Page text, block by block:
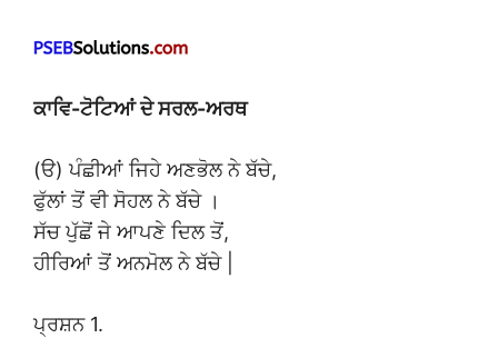
ਕਾਵਿ-ਟੋਟਿਆਂ ਦੇ ਸਰਲ-ਅਰਥ
(ੳ) ਪੰਛੀਆਂ ਜਿਹੇ ਅਣਭੋਲ ਨੇ ਬੱਚੇ,
ਫੁੱਲਾਂ ਤੋਂ ਵੀ ਸੋਹਲ ਨੇ ਬੱਚੇ ।
ਸੱਚ ਪੁੱਛੋਂ ਜੇ ਆਪਣੇ ਦਿਲ ਤੋਂ,
ਹੀਰਿਆਂ ਤੋਂ ਅਨਮੋਲ ਨੇ ਬੱਚੇ |
ਪ੍ਰਸ਼ਨ 1.